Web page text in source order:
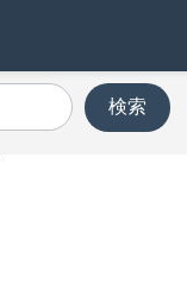
検索